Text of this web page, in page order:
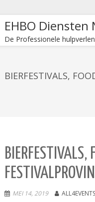
EHBO Diensten
De Professionele
BIERFESTIVALS,
BIERFESTIVALS,
MEI 14, 2019 ALL4EVENTS